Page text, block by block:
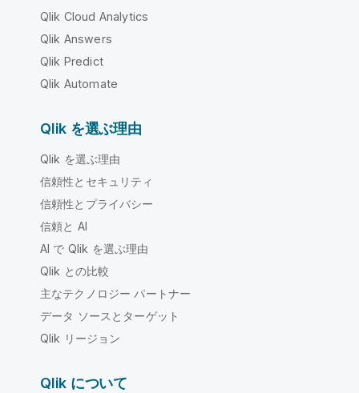
Qlik Cloud Analytics
Qlik Answers
Qlik Predict
Qlik Automate
Qlik を選ぶ理由
Qlik を選ぶ理由
信頼性とセキュリティ
信頼性とプライバシー
信頼と AI
AI で Qlik を選ぶ理由
Qlik との比較
主なテクノロジー パートナー
データ ソースとターゲット
Qlik リージョン
Qlik について